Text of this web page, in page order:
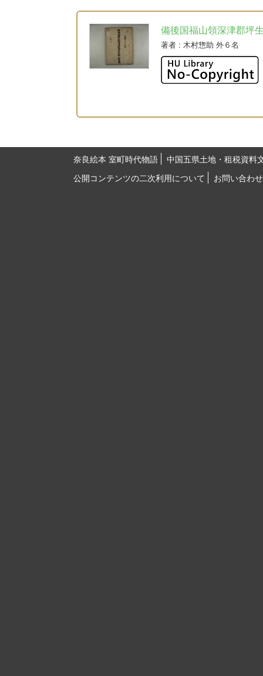
備後国福山領深津郡坪
著者 : 木村惣助 外６名
奈良絵本 室町時代物語
中国五県土地・租税資料
公開コンテンツの二次利用について
お問い合わせ